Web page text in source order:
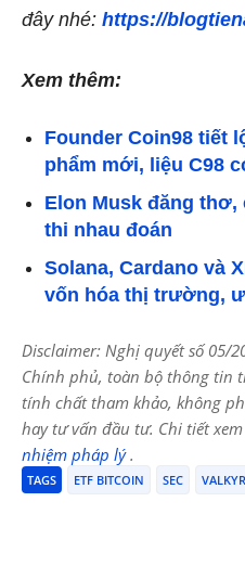
đây nhé: https://
Xem thêm:
Founder Coin98 tiết
phẩm mới, liệu C98
Elon Musk đăng
thi nhau đoán
Solana, Cardano và
vốn hóa thị trường,
Disclaimer: Nghị quyết số 05/
Chính phủ, toàn bộ thông tin
tính chất tham khảo, không
hay tư vấn đầu tư. Chi tiết
nhiệm pháp lý.
TAGS ETF BITCOIN SEC